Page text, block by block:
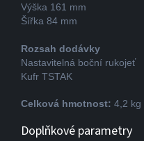
Výška 161 mm
Šířka 84 mm
Rozsah dodávky
Nastavitelná boční rukojeť
Kufr TSTAK
Celková hmotnost: 4,2 kg
Doplňkové parametry